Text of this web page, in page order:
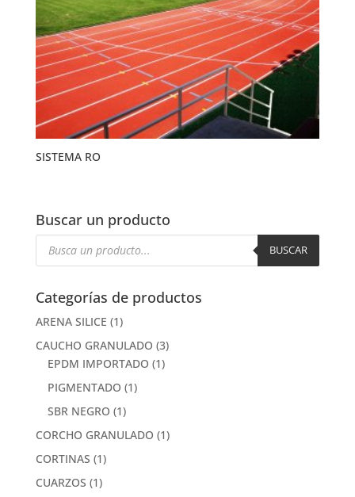
SISTEMA RO
Buscar un producto
Búsqueda
BUSCAR
Categorías de productos
ARENA SILICE (1)
CAUCHO GRANULADO (3)
EPDM IMPORTADO (1)
PIGMENTADO (1)
SBR NEGRO (1)
CORCHO GRANULADO (1)
CORTINAS (1)
CUARZOS (1)